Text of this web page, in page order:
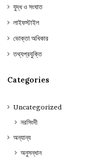
যুদ্ধ ও সংঘাত
লাইফস্টাইল
ভোক্তা অধিকার
তথ্যপ্রযুক্তি
Categories
Uncategorized
নরসিংদী
অন্যান্য
অনুসন্ধান